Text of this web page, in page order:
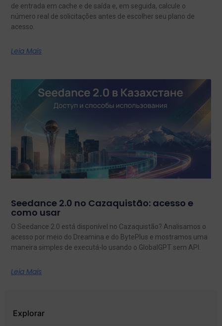
de entrada em cache e de saída e, em seguida, calcule o
número real de solicitações antes de escolher seu plano de
acesso.
Leia Mais
Seedance 2.0 no Cazaquistão: acesso e
como usar
O Seedance 2.0 está disponível no Cazaquistão? Analisamos o
acesso por meio do Dreamina e do BytePlus e mostramos uma
maneira simples de executá-lo usando o GlobalGPT sem API.
Leia Mais
Explorar